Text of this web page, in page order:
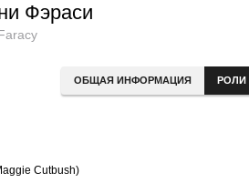
Фэраси
ОБЩАЯ ИНФОРМАЦИЯ РОЛИ
Cutbush)